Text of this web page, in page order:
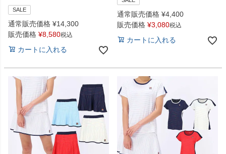
SALE
通常販売価格 ¥14,300
販売価格 ¥8,580税込
カートに入れる
通常販売価格 ¥4,400
販売価格 ¥3,080税込
カートに入れる